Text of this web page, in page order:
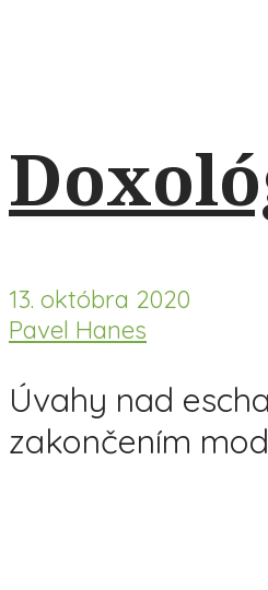
13. októbra 2020
Pavel Hanes
Úvahy nad
zakončením